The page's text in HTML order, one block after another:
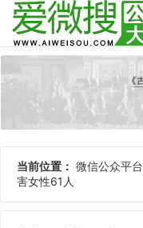
当前位置： 微信公众平台
害女性61人